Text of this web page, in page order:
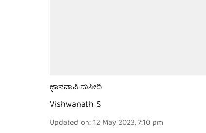
ಜ್ಞಾನವಾಪಿ ಮಸೀದಿ
Vishwanath S
Updated on:12 May 2023, 7:10 pm